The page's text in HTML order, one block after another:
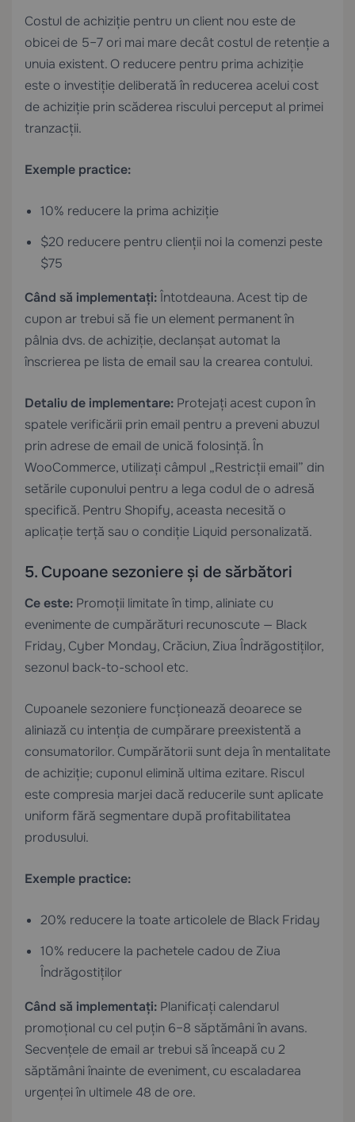
Costul de achiziție pentru un client nou este de
obicei de 5–7 ori mai mare decât costul de retenție a
unuia existent. O reducere pentru prima achiziție
este o investiție deliberată în reducerea acelui cost
de achiziție prin scăderea riscului perceput al primei
tranzacții.
Exemple practice:
10% reducere la prima achiziție
$20 reducere pentru clienții noi la comenzi peste
$75
Când să implementați: Întotdeauna. Acest tip de
cupon ar trebui să fie un element permanent în
pâlnia dvs. de achiziție, declanșat automat la
înscrierea pe lista de email sau la crearea contului.
Detaliu de implementare: Protejați acest cupon în
spatele verificării prin email pentru a preveni abuzul
prin adrese de email de unică folosință. În
WooCommerce, utilizați câmpul „Restricții email” din
setările cuponului pentru a lega codul de o adresă
specifică. Pentru Shopify, aceasta necesită o
aplicație terță sau o condiție Liquid personalizată.
5. Cupoane sezoniere și de sărbători
Ce este: Promoții limitate în timp, aliniate cu
evenimente de cumpărături recunoscute — Black
Friday, Cyber Monday, Crăciun, Ziua Îndrăgostiților,
sezonul back-to-school etc.
Cupoanele sezoniere funcționează deoarece se
aliniază cu intenția de cumpărare preexistentă a
consumatorilor. Cumpărătorii sunt deja în mentalitate
de achiziție; cuponul elimină ultima ezitare. Riscul
este compresia marjei dacă reducerile sunt aplicate
uniform fără segmentare după profitabilitatea
produsului.
Exemple practice:
20% reducere la toate articolele de Black Friday
10% reducere la pachetele cadou de Ziua
Îndrăgostiților
Când să implementați: Planificați calendarul
promoțional cu cel puțin 6–8 săptămâni în avans.
Secvențele de email ar trebui să înceapă cu 2
săptămâni înainte de eveniment, cu escaladarea
urgenței în ultimele 48 de ore.